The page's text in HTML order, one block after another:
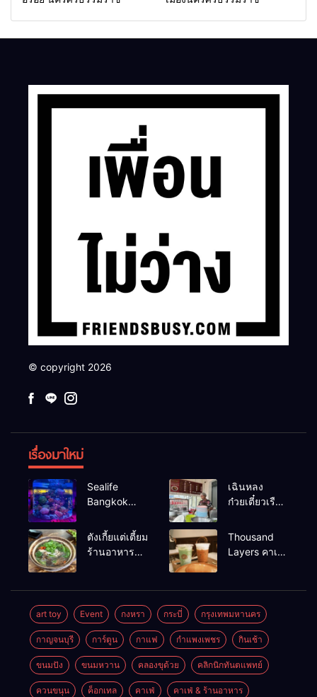
© copyright 2026
เรื่องมาใหม่
Sealife
Bangkok
แบงค์คอก
เฉินหลง
ก๋วยเตี๋ยวเรือ
อร่อยร้านดัง
หาดใหญ่
ตังเกี้ยแต่เตี้ยม
ร้านอาหาร
Thousand
Layers คาเฟ่
art toy Event กงหรา กระบี่ กรุงเทพมหานคร
กาญจนบุรี การ์ตูน กาแฟ กำแพงเพชร กินเช้า
ขนมปัง ขนมหวาน คลองขุด้วย คลิกนิกทันตแพทย์
ควนขนุน ค็อกเทล คาเฟ่ คาเฟ่ & ร้านอาหาร